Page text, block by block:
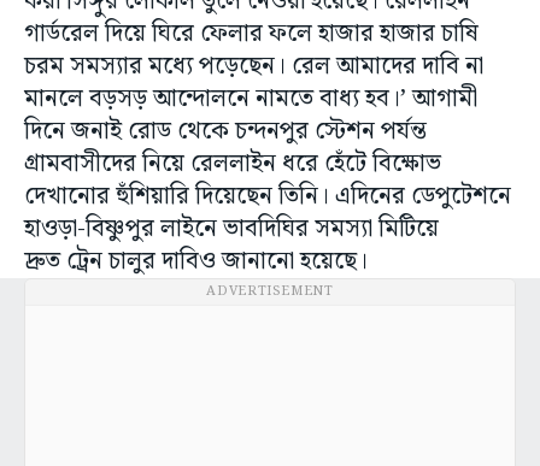
গার্ডরেল দিয়ে ঘিরে ফেলার ফলে হাজার হাজার চাষি
চরম সমস্যার মধ্যে পড়েছেন। রেল আমাদের দাবি না
মানলে বড়সড় আন্দোলনে নামতে বাধ্য হব।’ আগামী
দিনে জনাই রোড থেকে চন্দনপুর স্টেশন পর্যন্ত
গ্রামবাসীদের নিয়ে রেললাইন ধরে হেঁটে বিক্ষোভ
দেখানোর হুঁশিয়ারি দিয়েছেন তিনি। এদিনের ডেপুটেশনে
হাওড়া-বিষ্ণুপুর লাইনে ভাবদিঘির সমস্যা মিটিয়ে
দ্রুত ট্রেন চালুর দাবিও জানানো হয়েছে।
ADVERTISEMENT